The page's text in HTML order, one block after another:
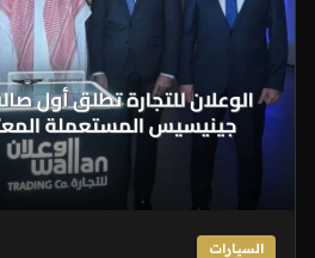
السيارات